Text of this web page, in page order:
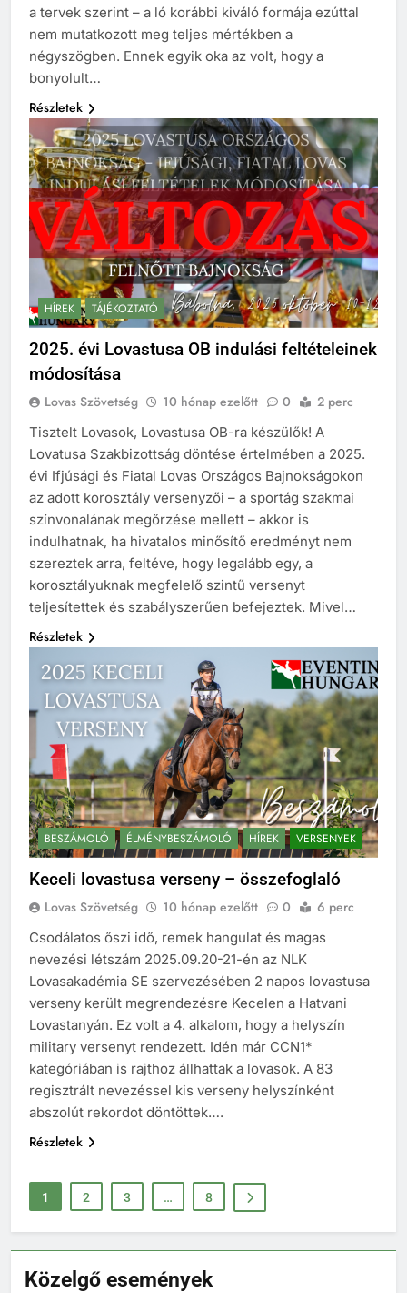
Közelgő események
a tervek szerint – a ló korábbi kiváló formája ezúttal
nem mutatkozott meg teljes mértékben a
négyszögben. Ennek egyik oka az volt, hogy a
bonyolult…
Részletek
HÍREK TÁJÉKOZTATÓ
2025. évi Lovastusa OB indulási feltételeinek
módosítása
Lovas Szövetség 10 hónap ezelőtt 0 2 perc
Tisztelt Lovasok, Lovastusa OB-ra készülők! A
Lovatusa Szakbizottság döntése értelmében a 2025.
évi Ifjúsági és Fiatal Lovas Országos Bajnokságokon
az adott korosztály versenyzői – a sportág szakmai
színvonalának megőrzése mellett – akkor is
indulhatnak, ha hivatalos minősítő eredményt nem
szereztek arra, feltéve, hogy legalább egy, a
korosztályuknak megfelelő szintű versenyt
teljesítettek és szabályszerűen befejeztek. Mivel…
Részletek
BESZÁMOLÓ ÉLMÉNYBESZÁMOLÓ HÍREK VERSENYEK
Keceli lovastusa verseny – összefoglaló
Lovas Szövetség 10 hónap ezelőtt 0 6 perc
Csodálatos őszi idő, remek hangulat és magas
nevezési létszám 2025.09.20-21-én az NLK
Lovasakadémia SE szervezésében 2 napos lovastusa
verseny került megrendezésre Kecelen a Hatvani
Lovastanyán. Ez volt a 4. alkalom, hogy a helyszín
military versenyt rendezett. Idén már CCN1*
kategóriában is rajthoz állhattak a lovasok. A 83
regisztrált nevezéssel kis verseny helyszínként
abszolút rekordot döntöttek….
Részletek
1 2 3 … 8